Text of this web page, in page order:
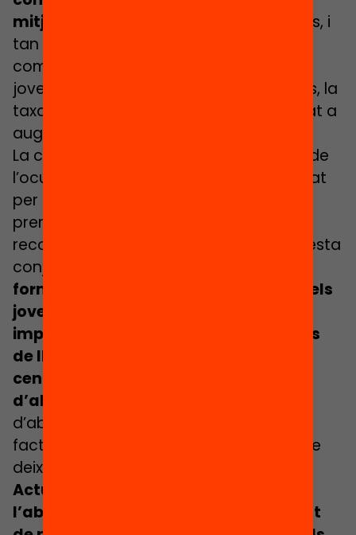
mitjana europea.
En els últims tres anys, i
tan bon punt el mercat de treball
començava de nou a “cridar” aquests
joves cap a ocupacions no qualificades, la
taxa d’abandonament escolar ha tornat a
augmentar.
La crisi de la Covid-19 i el nou col·lapse de
l’ocupació pot esdevenir una oportunitat
per situar les xifres d’abandonament
prematur dels estudis als nivells que
recomana la UE. Si volem aprofitar aquesta
conjuntura,
formatius com la FP que mantinguin els
joves connectats amb l’educació,
implementar beques salari per a joves
de llars desafavorides o reforçar els
centres de segona oportunitat, entre
d’altres.
d’absentisme escolar al nostre país, un
factor que incrementa la probabilitat de
deixar els estudis.
Actuar contra l’abandonament i
l’absentisme és una política d’equitat